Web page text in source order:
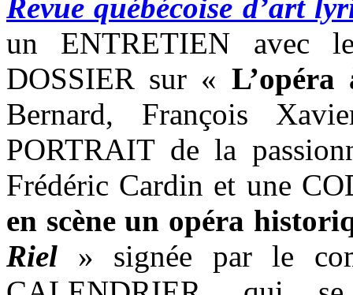
Revue québécoise d’art
un ENTRETIEN avec
DOSSIER sur « L’opéra
Bernard, François
PORTRAIT de la
Frédéric Cardin et une
en scène un opéra
Riel » signée par le